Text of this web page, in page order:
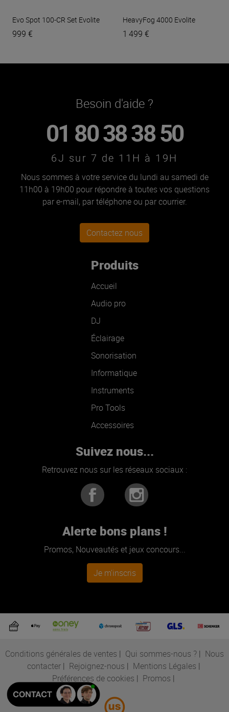
Evo Spot 100-CR Set Evolite
999 €
HeavyFog 4000 Evolite
1 499 €
Besoin d'aide ?
01 80 38 38 50
6J sur 7 de 11H à 19H
Nous sommes à votre service du lundi au samedi de
11h00 à 19h00 pour répondre à toutes vos questions
par e-mail, par téléphone ou par courrier.
Contactez nous
Produits
Accueil
Audio pro
DJ
Éclairage
Sonorisation
Informatique
Instruments
Pro Tools
Accessoires
Suivez nous...
Retrouvez nous sur les réseaux sociaux :
Alerte bons plans !
Promos, Nouveautés et jeux concours...
Je m'inscris
Conditions générales de ventes | Qui sommes-nous ? | Nous
contacter| Rejoignez-nous | Mentions Légales |
Préférences de cookies | Promos |